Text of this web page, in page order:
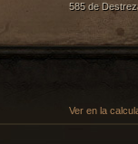
585 de
Ver en la